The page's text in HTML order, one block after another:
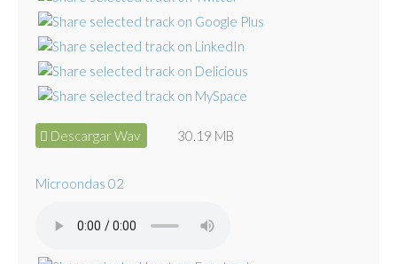
Descargar Wav 30.19 MB
Microondas 02